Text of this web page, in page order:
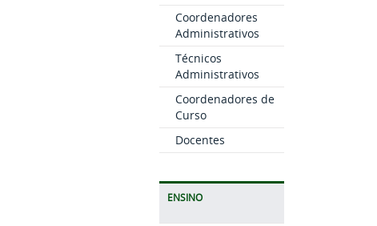
Coordenadores
Administrativos
Técnicos
Administrativos
Coordenadores de
Curso
Docentes
ENSINO